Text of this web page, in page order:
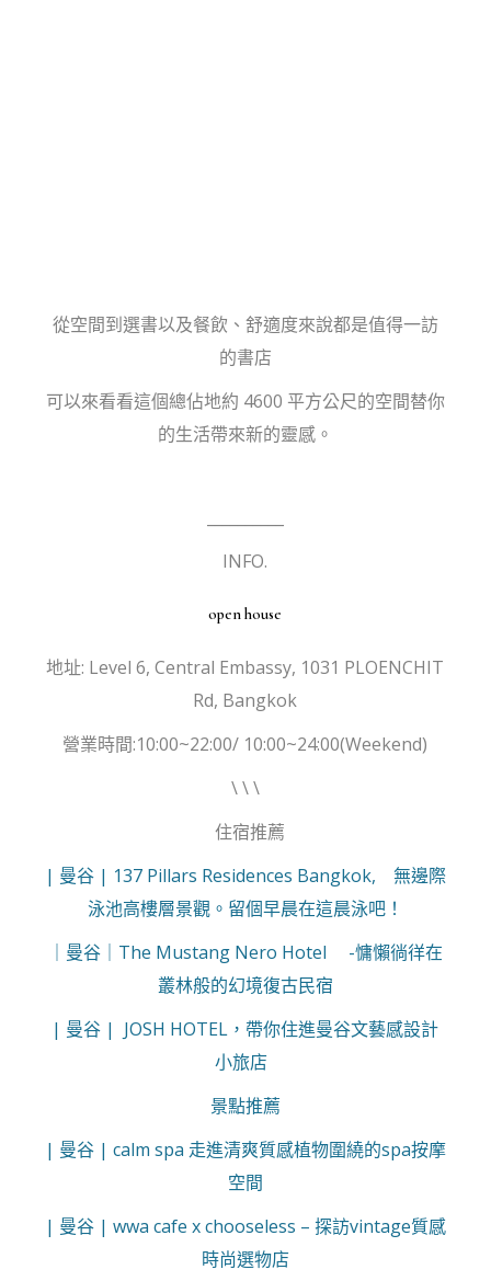
從空間到選書以及餐飲、舒適度來說都是值得一訪
的書店
可以來看看這個總佔地約 4600 平方公尺的空間替你
的生活帶來新的靈感。
INFO.
open house
地址: Level 6, Central Embassy, 1031 PLOENCHIT
Rd, Bangkok
營業時間:10:00~22:00/ 10:00~24:00(Weekend)
\ \ \
住宿推薦
| 曼谷 | 137 Pillars Residences Bangkok, 無邊際
泳池高樓層景觀。留個早晨在這晨泳吧！
｜曼谷｜The Mustang Nero Hotel -慵懶徜徉在
叢林般的幻境復古民宿
| 曼谷 | JOSH HOTEL，帶你住進曼谷文藝感設計
小旅店
景點推薦
| 曼谷 | calm spa 走進清爽質感植物圍繞的spa按摩
空間
| 曼谷 | wwa cafe x chooseless – 探訪vintage質感
時尚選物店